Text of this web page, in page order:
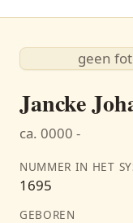
geen
Jancke
ca. 0000 -
NUMMER IN HET
1695
GEBOREN